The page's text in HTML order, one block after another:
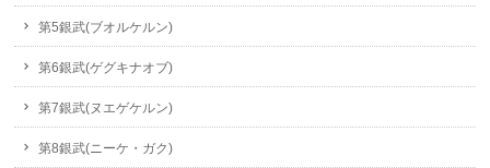
第5銀武(ブオルケルン)
第6銀武(ゲグキナオブ)
第7銀武(ヌエゲケルン)
第8銀武(ニーケ・ガク)